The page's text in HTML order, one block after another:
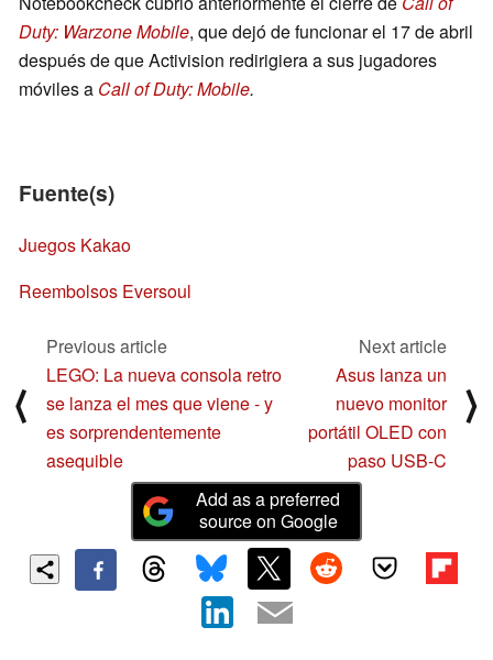
Duty: Warzone Mobile, que dejó de funcionar el 17 de abril
después de que Activision redirigiera a sus jugadores
móviles a Call of Duty: Mobile.
Fuente(s)
Juegos Kakao
Reembolsos Eversoul
⟨
Previous article
LEGO: La nueva consola retro
se lanza el mes que viene - y
es sorprendentemente
asequible
Next article
Asus lanza un
nuevo monitor
portátil OLED con
paso USB-C
⟩
Add as a preferred
source on Google